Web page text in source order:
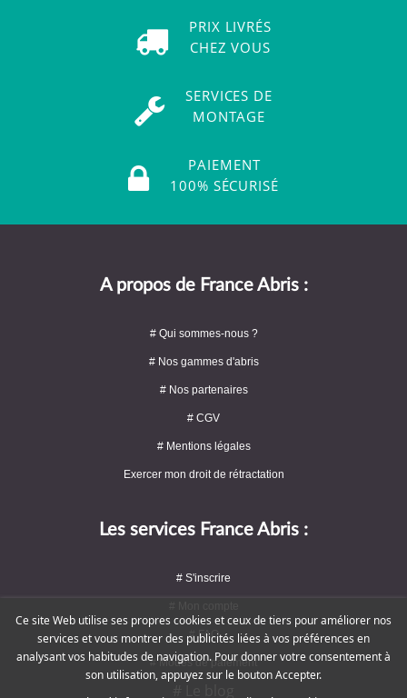
PRIX LIVRÉS
CHEZ VOUS
SERVICES DE
MONTAGE
PAIEMENT
100% SÉCURISÉ
A propos de France Abris :
# Qui sommes-nous ?
# Nos gammes d'abris
# Nos partenaires
# CGV
# Mentions légales
Exercer mon droit de rétractation
Les services France Abris :
# S'inscrire
# FAQ
# Modes de paiement
Ce site Web utilise ses propres cookies et ceux de tiers pour améliorer nos
services et vous montrer des publicités liées à vos préférences en
analysant vos habitudes de navigation. Pour donner votre consentement à
son utilisation, appuyez sur le bouton Accepter.